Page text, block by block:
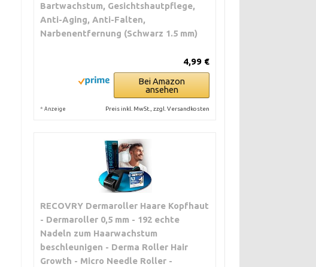
Bartwachstum, Gesichtshautpflege,
Anti-Aging, Anti-Falten,
Narbenentfernung (Schwarz 1.5 mm)
4,99 €
Bei Amazon
ansehen
* Anzeige Preis inkl. MwSt., zzgl. Versandkosten
RECOVRY Dermaroller Haare Kopfhaut
- Dermaroller 0,5 mm - 192 echte
Nadeln zum Haarwachstum
beschleunigen - Derma Roller Hair
Growth - Micro Needle Roller -